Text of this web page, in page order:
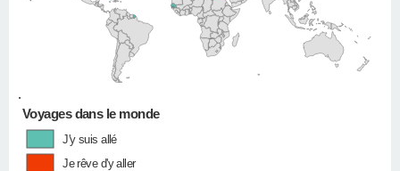
•
Voyages dans le monde
J'y suis allé
Je rêve d'y aller